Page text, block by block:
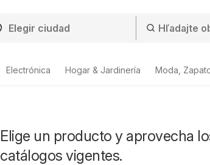
Electrónica Hogar & Jardinería Moda,
Elige un producto y aprovecha
catálogos vigentes.